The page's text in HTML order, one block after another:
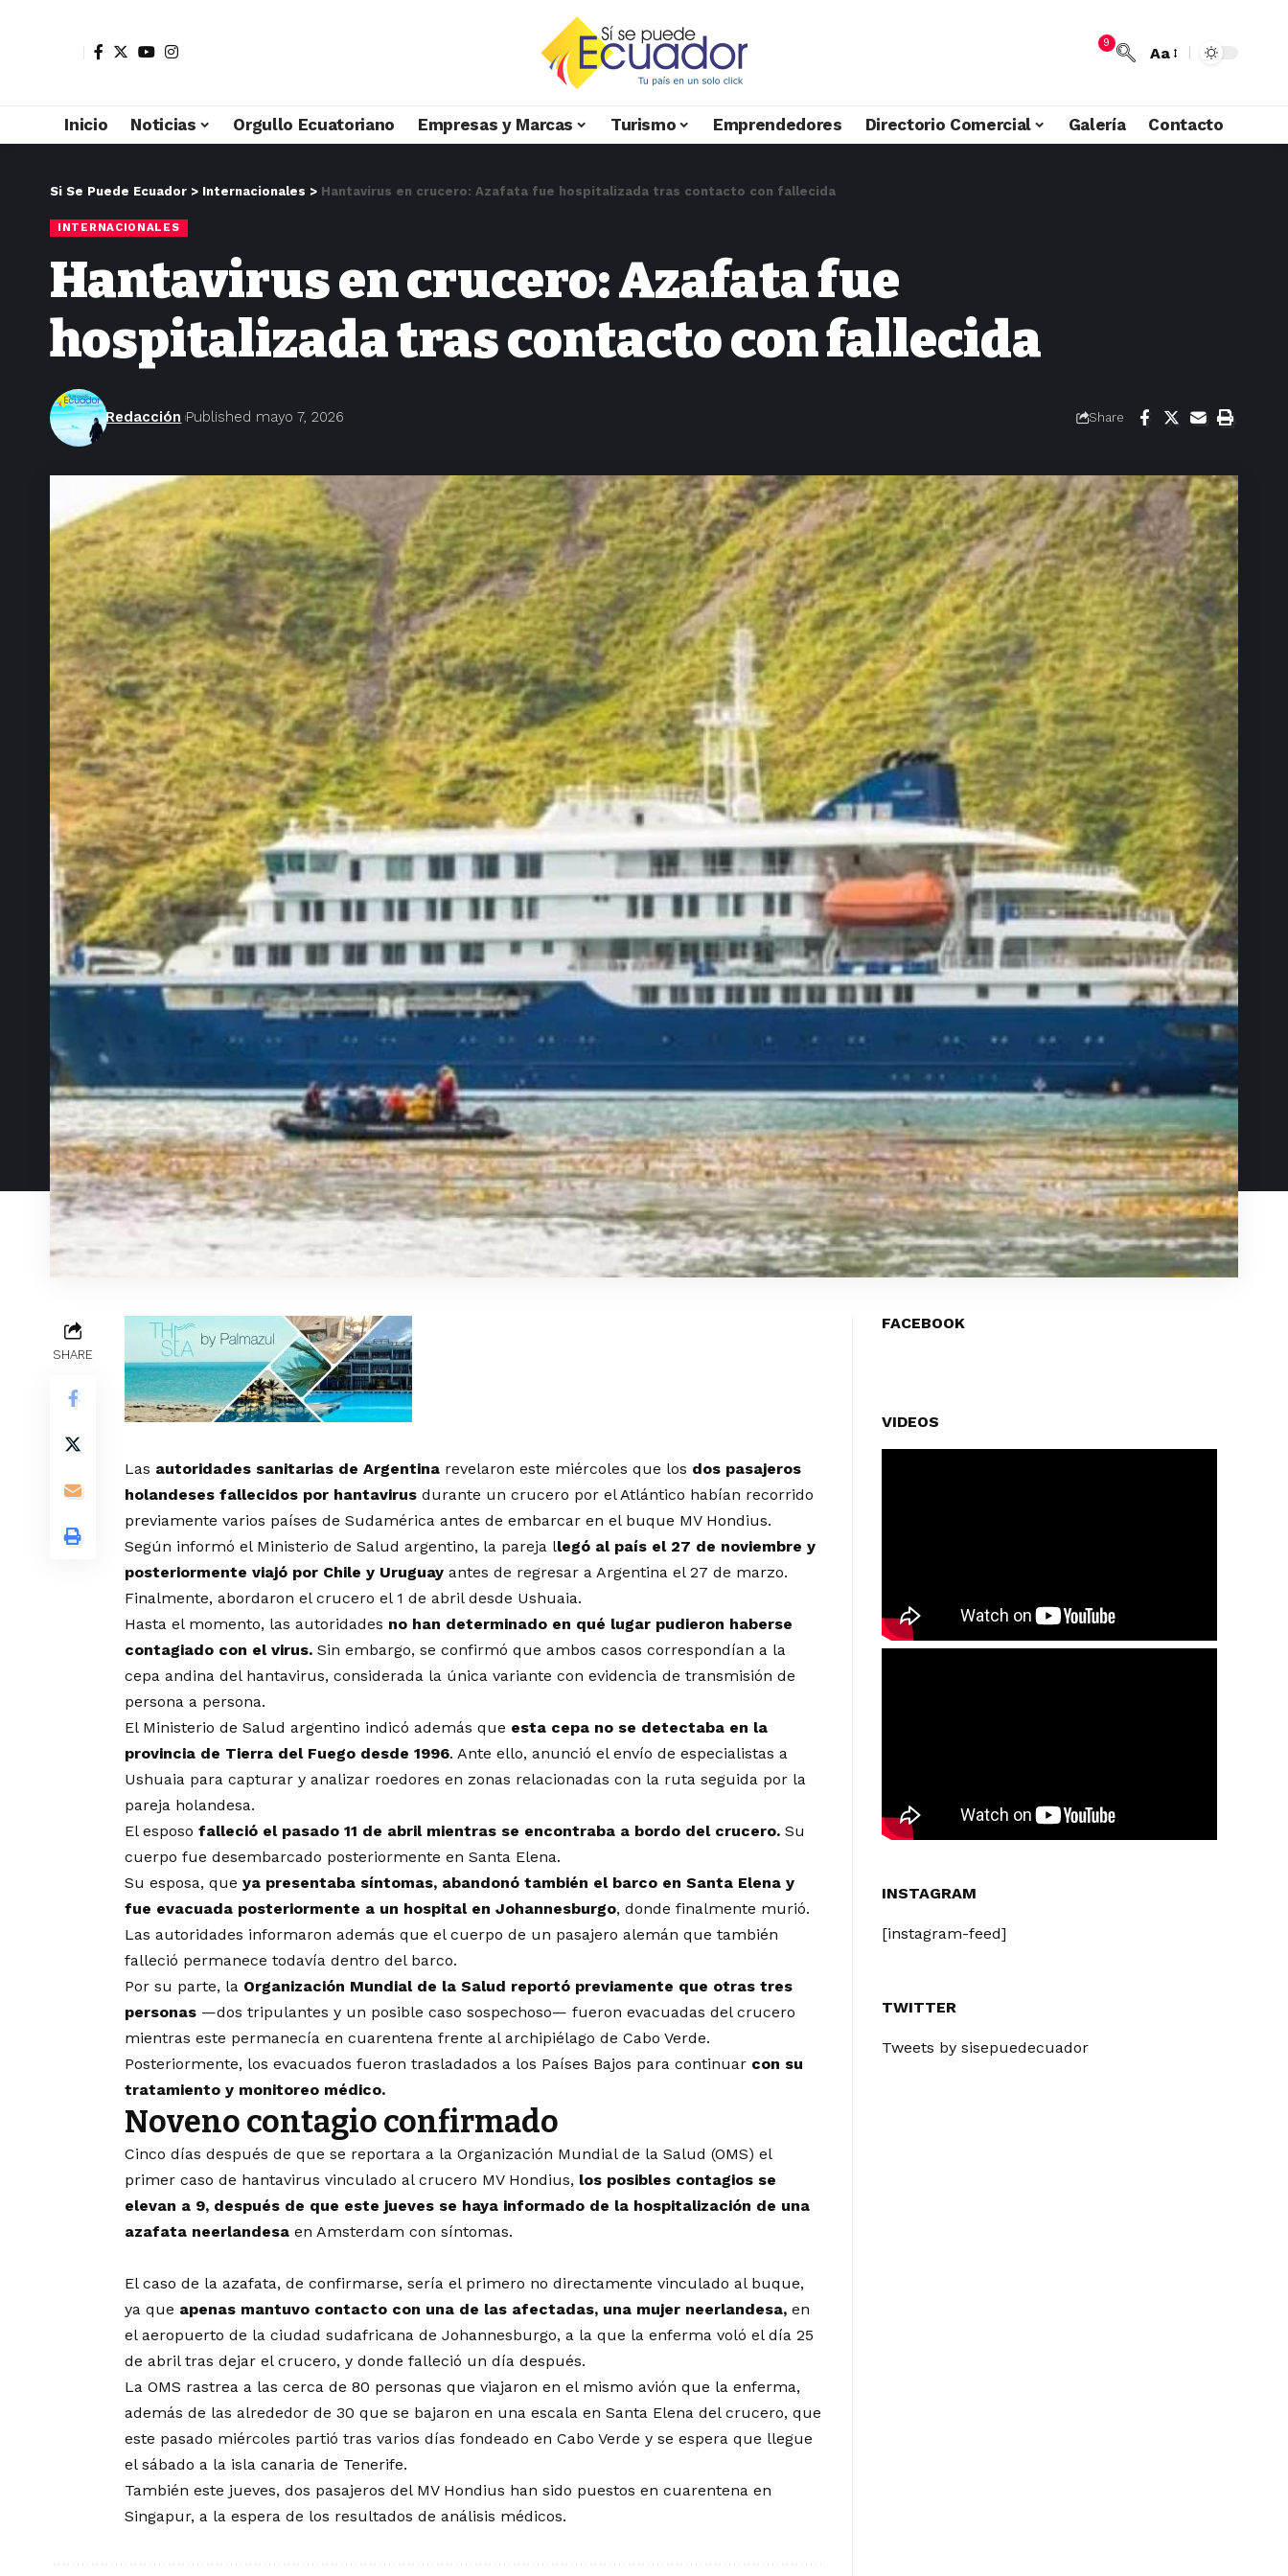
9
Aa
Inicio Noticias Orgullo Ecuatoriano Empresas y Marcas Turismo Emprendedores Directorio Comercial Galería Contacto
Si Se Puede Ecuador > Internacionales > Hantavirus en crucero: Azafata fue hospitalizada tras contacto con fallecida
INTERNACIONALES
Hantavirus en crucero: Azafata fue
hospitalizada tras contacto con fallecida
Redacción Published mayo 7, 2026 Share
SHARE
Las autoridades sanitarias de Argentina revelaron este miércoles que los dos pasajeros
holandeses fallecidos por hantavirus durante un crucero por el Atlántico habían recorrido
previamente varios países de Sudamérica antes de embarcar en el buque MV Hondius.
Según informó el Ministerio de Salud argentino, la pareja llegó al país el 27 de noviembre y
posteriormente viajó por Chile y Uruguay antes de regresar a Argentina el 27 de marzo.
Finalmente, abordaron el crucero el 1 de abril desde Ushuaia.
Hasta el momento, las autoridades no han determinado en qué lugar pudieron haberse
contagiado con el virus. Sin embargo, se confirmó que ambos casos correspondían a la
cepa andina del hantavirus, considerada la única variante con evidencia de transmisión de
persona a persona.
El Ministerio de Salud argentino indicó además que esta cepa no se detectaba en la
provincia de Tierra del Fuego desde 1996. Ante ello, anunció el envío de especialistas a
Ushuaia para capturar y analizar roedores en zonas relacionadas con la ruta seguida por la
pareja holandesa.
El esposo falleció el pasado 11 de abril mientras se encontraba a bordo del crucero. Su
cuerpo fue desembarcado posteriormente en Santa Elena.
Su esposa, que ya presentaba síntomas, abandonó también el barco en Santa Elena y
fue evacuada posteriormente a un hospital en Johannesburgo, donde finalmente murió.
Las autoridades informaron además que el cuerpo de un pasajero alemán que también
falleció permanece todavía dentro del barco.
Por su parte, la Organización Mundial de la Salud reportó previamente que otras tres
personas —dos tripulantes y un posible caso sospechoso— fueron evacuadas del crucero
mientras este permanecía en cuarentena frente al archipiélago de Cabo Verde.
Posteriormente, los evacuados fueron trasladados a los Países Bajos para continuar con su
tratamiento y monitoreo médico.
Noveno contagio confirmado
Cinco días después de que se reportara a la Organización Mundial de la Salud (OMS) el
primer caso de hantavirus vinculado al crucero MV Hondius, los posibles contagios se
elevan a 9, después de que este jueves se haya informado de la hospitalización de una
azafata neerlandesa en Amsterdam con síntomas.
El caso de la azafata, de confirmarse, sería el primero no directamente vinculado al buque,
ya que apenas mantuvo contacto con una de las afectadas, una mujer neerlandesa, en
el aeropuerto de la ciudad sudafricana de Johannesburgo, a la que la enferma voló el día 25
de abril tras dejar el crucero, y donde falleció un día después.
La OMS rastrea a las cerca de 80 personas que viajaron en el mismo avión que la enferma,
además de las alrededor de 30 que se bajaron en una escala en Santa Elena del crucero, que
este pasado miércoles partió tras varios días fondeado en Cabo Verde y se espera que llegue
el sábado a la isla canaria de Tenerife.
También este jueves, dos pasajeros del MV Hondius han sido puestos en cuarentena en
Singapur, a la espera de los resultados de análisis médicos.
FACEBOOK
VIDEOS
INSTAGRAM
[instagram-feed]
TWITTER
Tweets by sisepuedecuador